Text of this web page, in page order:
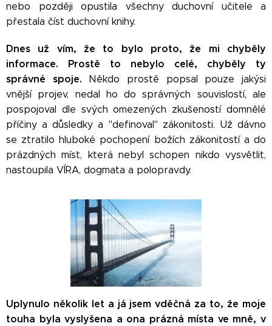
nebo později opustila všechny duchovní učitele a
přestala číst duchovní knihy.
Dnes už vím, že to bylo proto, že mi chyběly
informace. Prostě to nebylo celé, chyběly ty
správné spoje. Někdo prostě popsal pouze jakýsi
vnější projev, nedal ho do správných souvislostí, ale
pospojoval dle svých omezených zkušeností domnělé
příčiny a důsledky a "definoval" zákonitosti. Už dávno
se ztratilo hluboké pochopení božích zákonitostí a do
prázdných míst, která nebyl schopen nikdo vysvětlit,
nastoupila VÍRA, dogmata a polopravdy.
Uplynulo několik let a já jsem vděčná za to, že moje
touha byla vyslyšena a ona prázná místa ve mně, v